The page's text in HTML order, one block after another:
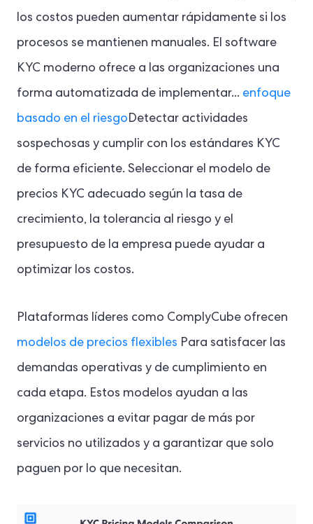
los costos pueden aumentar rápidamente si los
procesos se mantienen manuales. El software
KYC moderno ofrece a las organizaciones una
forma automatizada de implementar... enfoque
basado en el riesgoDetectar actividades
sospechosas y cumplir con los estándares KYC
de forma eficiente. Seleccionar el modelo de
precios KYC adecuado según la tasa de
crecimiento, la tolerancia al riesgo y el
presupuesto de la empresa puede ayudar a
optimizar los costos.
Plataformas líderes como ComplyCube ofrecen
modelos de precios flexibles Para satisfacer las
demandas operativas y de cumplimiento en
cada etapa. Estos modelos ayudan a las
organizaciones a evitar pagar de más por
servicios no utilizados y a garantizar que solo
paguen por lo que necesitan.